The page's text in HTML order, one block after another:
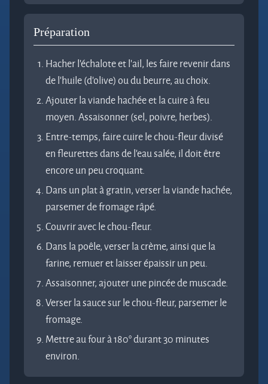
Préparation
Hacher l’échalote et l’ail, les faire revenir dans
de l’huile (d’olive) ou du beurre, au choix.
Ajouter la viande hachée et la cuire à feu
moyen. Assaisonner (sel, poivre, herbes).
Entre-temps, faire cuire le chou-fleur divisé
en fleurettes dans de l’eau salée, il doit être
encore un peu croquant.
Dans un plat à gratin, verser la viande hachée,
parsemer de fromage râpé.
Couvrir avec le chou-fleur.
Dans la poêle, verser la crème, ainsi que la
farine, remuer et laisser épaissir un peu.
Assaisonner, ajouter une pincée de muscade.
Verser la sauce sur le chou-fleur, parsemer le
fromage.
Mettre au four à 180° durant 30 minutes
environ.